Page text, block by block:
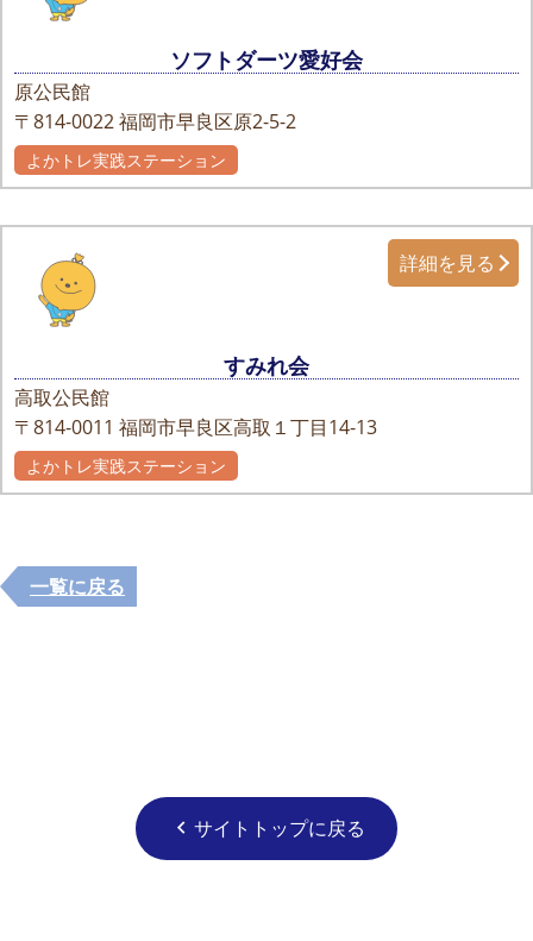
ソフトダーツ愛好会
原公民館
〒814-0022福岡市早良区原2-5-2
よかトレ実践ステーション
すみれ会
高取公民館
〒814-0011 福岡市早良区高取１丁目14-13
詳細を見る
よかトレ実践ステーション
一覧に戻る
chevron_left サイトトップに戻る